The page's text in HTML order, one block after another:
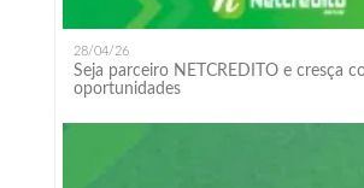
28/04/26
Seja parceiro NETCREDITO e cresça
oportunidades